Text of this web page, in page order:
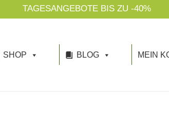
TAGESANGEBOTE BIS ZU -40%
SHOP BLOG MEIN